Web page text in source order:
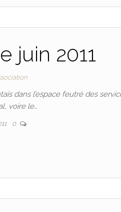
juin 2011
dans l’espace feutré des
voire le…
0